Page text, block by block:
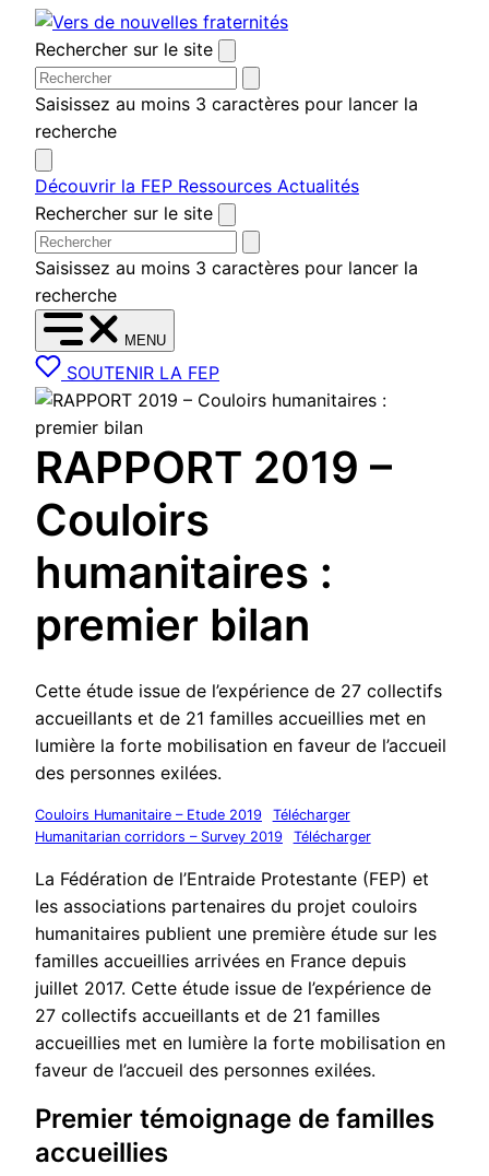
Aller
au
contenu
Rechercher sur le site
Saisissez au moins 3 caractères pour lancer la
recherche
Découvrir la FEP Ressources Actualités
Rechercher sur le site
Saisissez au moins 3 caractères pour lancer la
recherche
MENU
SOUTENIR LA FEP
RAPPORT 2019 –
Couloirs
humanitaires :
premier bilan
Cette étude issue de l’expérience de 27 collectifs
accueillants et de 21 familles accueillies met en
lumière la forte mobilisation en faveur de l’accueil
des personnes exilées.
Couloirs Humanitaire – Etude 2019
Télécharger
Humanitarian corridors – Survey 2019
Télécharger
La Fédération de l’Entraide Protestante (FEP) et
les associations partenaires du projet couloirs
humanitaires publient une première étude sur les
familles accueillies arrivées en France depuis
juillet 2017. Cette étude issue de l’expérience de
27 collectifs accueillants et de 21 familles
accueillies met en lumière la forte mobilisation en
faveur de l’accueil des personnes exilées.
Premier témoignage de familles
accueillies